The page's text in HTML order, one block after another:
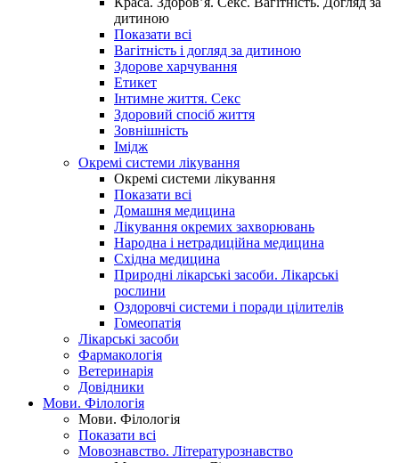
дитиною
Показати всі
Вагітність і догляд за дитиною
Здорове харчування
Етикет
Інтимне життя. Секс
Здоровий спосіб життя
Зовнішність
Імідж
Окремі системи лікування
Окремі системи лікування
Показати всі
Домашня медицина
Лікування окремих захворювань
Народна і нетрадиційна медицина
Східна медицина
Природні лікарські засоби. Лікарські
рослини
Оздоровчі системи і поради цілителів
Гомеопатія
Лікарські засоби
Фармакологія
Ветеринарія
Довідники
Мови. Філологія
Мови. Філологія
Показати всі
Мовознавство. Літературознавство